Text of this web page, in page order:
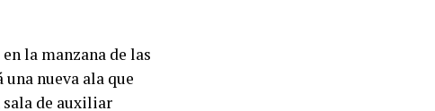
la manzana de las
una nueva ala que
sala de auxiliar